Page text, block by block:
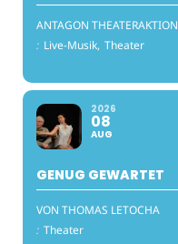
ANTAGON THEATERAKTION
: Live-Musik, Theater
2026
08
AUG
GENUG GEWARTET
VON THOMAS LETOCHA
: Theater